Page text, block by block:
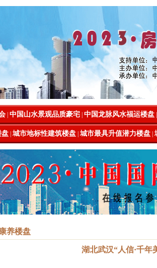
中国山水景观品质豪宅 中国龙脉风水福运楼盘
盘 城市地标性建筑楼盘 城市最具升值潜力楼盘
养楼盘
湖北武汉“人信·千年